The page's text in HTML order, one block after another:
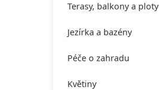
Terasy, balkony a ploty
Jezírka a bazény
Péče o zahradu
Květiny